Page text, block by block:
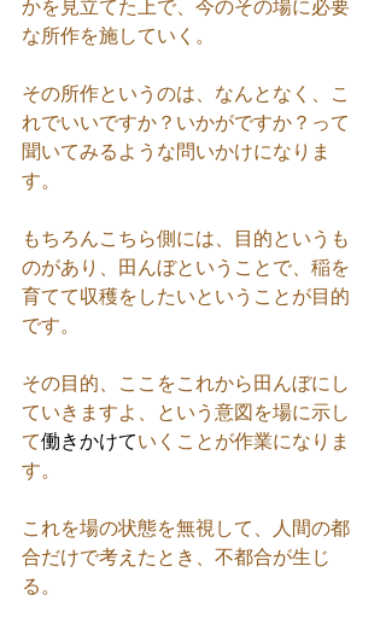
かを見立てた上で、今のその場に必要
な所作を施していく。
その所作というのは、なんとなく、こ
れでいいですか？いかがですか？って
聞いてみるような問いかけになりま
す。
もちろんこちら側には、目的というも
のがあり、田んぼということで、稲を
育てて収穫をしたいということが目的
です。
その目的、ここをこれから田んぼにし
ていきますよ、という意図を場に示し
て働きかけていくことが作業になりま
す。
これを場の状態を無視して、人間の都
合だけで考えたとき、不都合が生じ
る。